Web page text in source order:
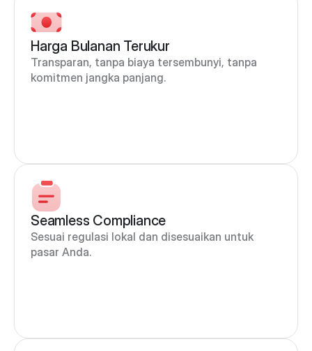
Harga Bulanan Terukur
Transparan, tanpa biaya tersembunyi, tanpa
komitmen jangka panjang.
Seamless Compliance
Sesuai regulasi lokal dan disesuaikan untuk
pasar Anda.